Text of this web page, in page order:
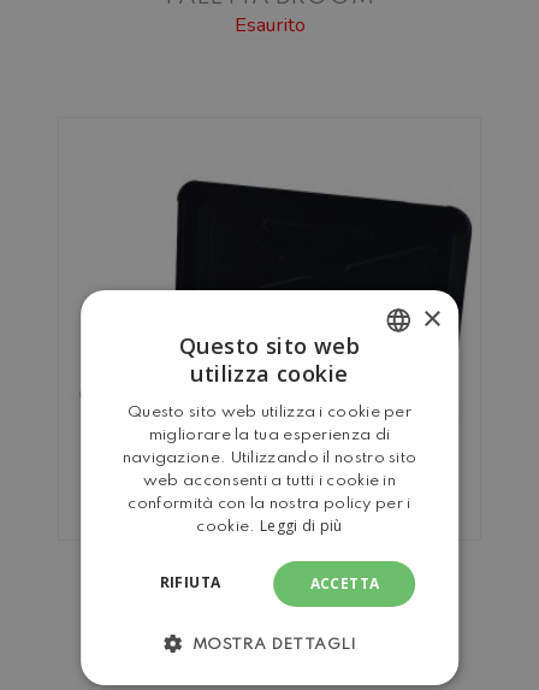
Esaurito
FORNELLO DUE FUOCHI A GAS
PER CAMPEGGIO
ENGLISH
×
Questo sito web
utilizza cookie
Questo sito web utilizza i cookie per
migliorare la tua esperienza di
navigazione. Utilizzando il nostro sito
web acconsenti a tutti i cookie in
conformità con la nostra policy per i
cookie. Leggi di più
ACCETTA
RIFIUTA
MOSTRA DETTAGLI